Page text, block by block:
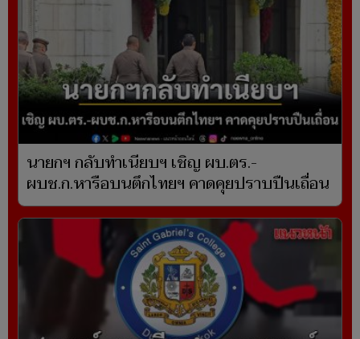
นายกฯ กลับทำเนียบฯ เชิญ ผบ.ตร.-
ผบช.ก.หารือบนตึกไทยฯ คาดคุยปราบปืนเถื่อน